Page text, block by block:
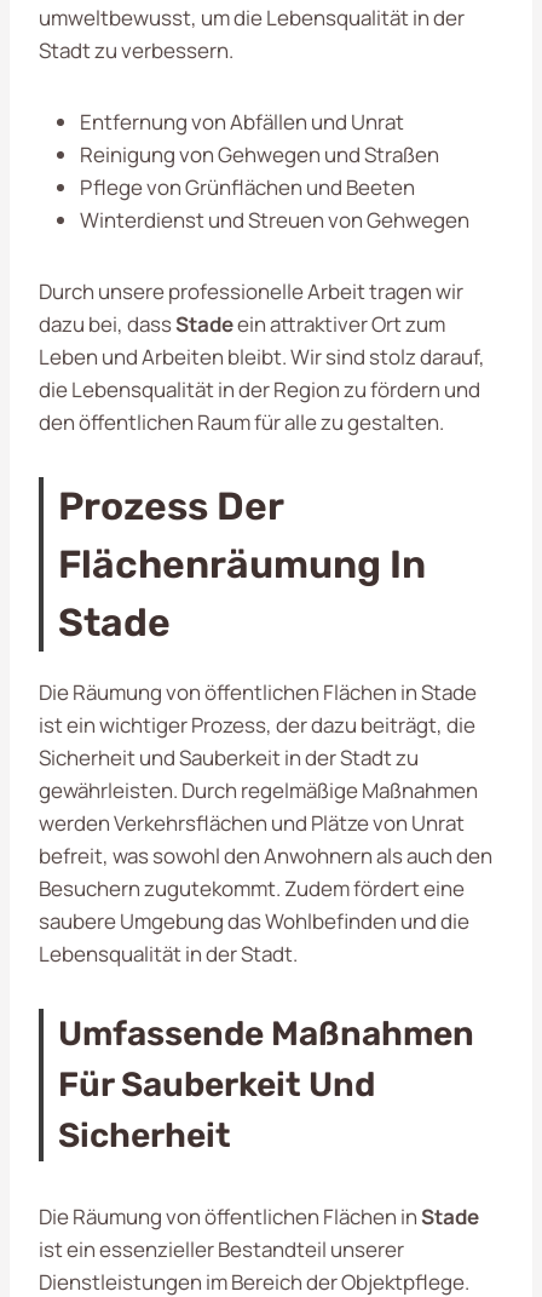
umweltbewusst, um die Lebensqualität in der
Stadt zu verbessern.
Entfernung von Abfällen und Unrat
Reinigung von Gehwegen und Straßen
Pflege von Grünflächen und Beeten
Winterdienst und Streuen von Gehwegen
Durch unsere professionelle Arbeit tragen wir
dazu bei, dassStadeein attraktiver Ort zum
Leben und Arbeiten bleibt. Wir sind stolz darauf,
die Lebensqualität in der Region zu fördern und
den öffentlichen Raum für alle zu gestalten.
Prozess Der
Flächenräumung In
Stade
Die Räumung von öffentlichen Flächen in Stade
ist ein wichtiger Prozess, der dazu beiträgt, die
Sicherheit und Sauberkeit in der Stadt zu
gewährleisten. Durch regelmäßige Maßnahmen
werden Verkehrsflächen und Plätze von Unrat
befreit, was sowohl den Anwohnern als auch den
Besuchern zugutekommt. Zudem fördert eine
saubere Umgebung das Wohlbefinden und die
Lebensqualität in der Stadt.
Umfassende Maßnahmen
Für Sauberkeit Und
Sicherheit
Die Räumung von öffentlichen Flächen inStade
ist ein essenzieller Bestandteil unserer
Dienstleistungen im Bereich der Objektpflege.